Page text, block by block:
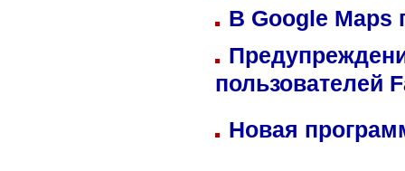
В Google Maps
пользователей
Новая